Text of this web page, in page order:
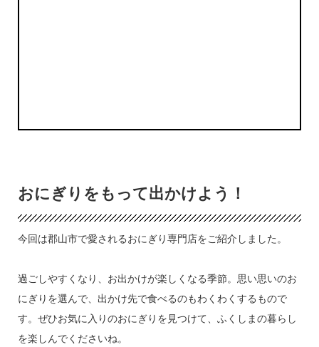
おにぎりをもって出かけよう！
今回は郡山市で愛されるおにぎり専門店をご紹介しました。
過ごしやすくなり、お出かけが楽しくなる季節。思い思いのお
にぎりを選んで、出かけ先で食べるのもわくわくするもので
す。ぜひお気に入りのおにぎりを見つけて、ふくしまの暮らし
を楽しんでくださいね。